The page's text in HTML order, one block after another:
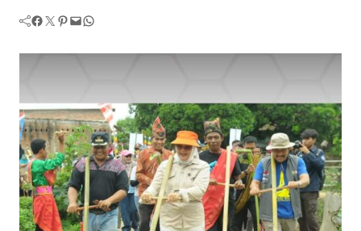
Facebook Twitter Pinterest Mail WhatsApp